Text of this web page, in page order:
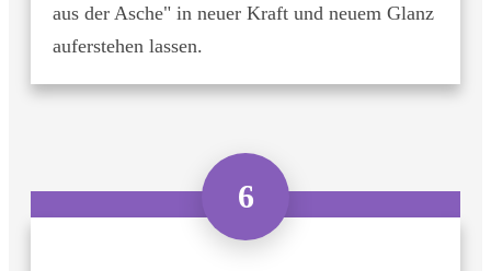
aus der Asche" in neuer Kraft und neuem Glanz
auferstehen lassen.
6